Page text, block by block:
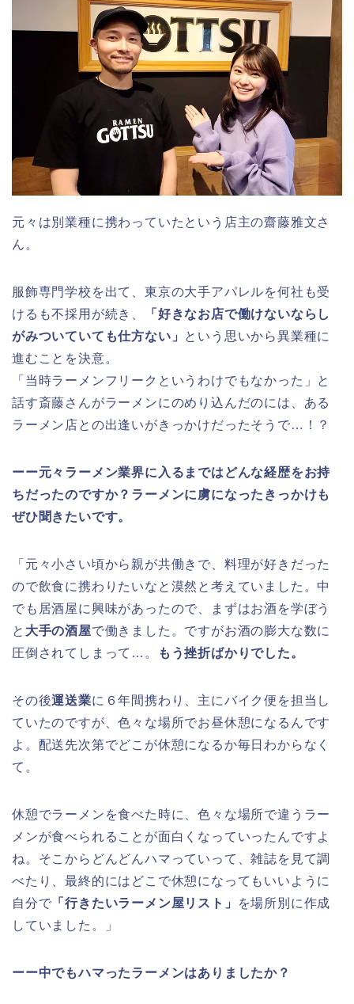
元々は別業種に携わっていたという店主の齋藤雅文さ
ん。
服飾専門学校を出て、東京の大手アパレルを何社も受
けるも不採用が続き、
「好きなお店で働けないならし
がみついていても仕方ない」 という思いから異業種に
進むことを決意。
「当時ラーメンフリークというわけでもなかった」と
話す斎藤さんがラーメンにのめり込んだのには、ある
ラーメン店との出逢いがきっかけだったそうで…！？
ーー元々ラーメン業界に入るまでは どんな経歴をお持
ちだったのですか？ラーメンに虜になったきっかけも
ぜひ聞きたいです。
「元々小さい頃から親が共働きで、料理が好きだった
ので飲食に携わりたいなと漠然と考えていました。中
でも居酒屋に興味があったので、まずはお酒を学ぼう
と 大手の酒屋で働きました。ですがお酒の膨大な数に
圧倒されてしまって…。
もう挫折ばかりでした。
その後運送業に６年間携わり、主にバイク便を担当し
ていたのですが、色々な場所でお昼休憩になるんです
よ。配送先次第でどこが休憩になるか毎日わからなく
て。
休憩でラーメンを食べた時に、色々な場所で違うラー
メンが食べられることが面白くなっていったんですよ
ね。そこからどんどんハマっていって、雑誌を見て調
べたり、最終的にはどこで休憩になってもいいように
自分で 「行きたいラーメン屋リスト」
を場所別に作成
していました。」
ーー中でもハマったラーメンはありましたか？